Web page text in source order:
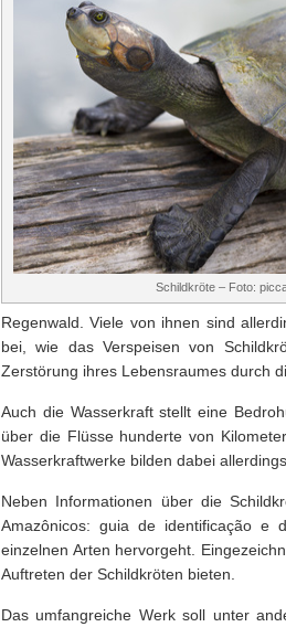
Schildkröte – Foto:
Regenwald. Viele von ihnen sind
bei, wie das Verspeisen von
Zerstörung ihres Lebensraumes durch
Auch die Wasserkraft stellt eine
über die Flüsse hunderte von
Wasserkraftwerke bilden dabei
Neben Informationen über die
Amazônicos: guia de identificação e
einzelnen Arten hervorgeht.
Auftreten der Schildkröten bieten.
Das umfangreiche Werk soll unter